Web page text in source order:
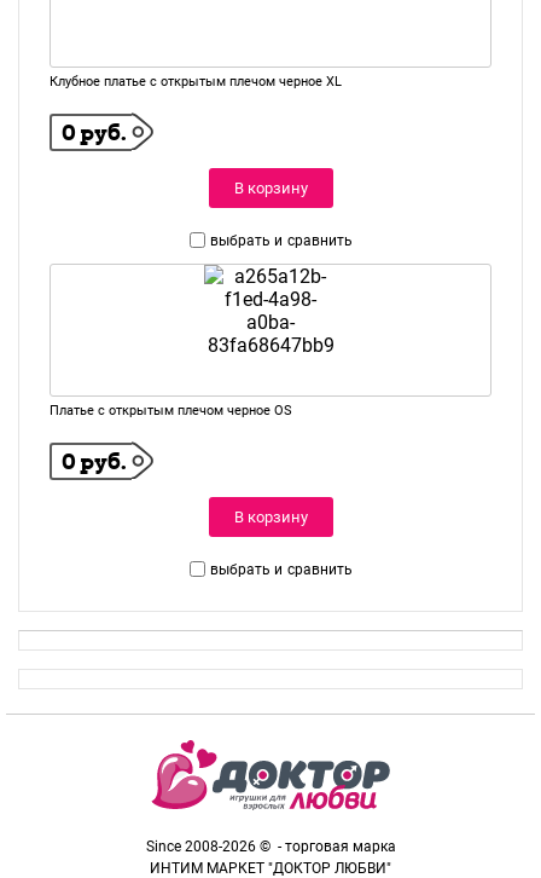
Клубное платье с открытым плечом черное XL
0 руб.
В корзину
выбрать и сравнить
Платье с открытым плечом черное OS
0 руб.
В корзину
выбрать и сравнить
Since 2008-2026 © - торговая марка
ИНТИМ МАРКЕТ "ДОКТОР ЛЮБВИ"